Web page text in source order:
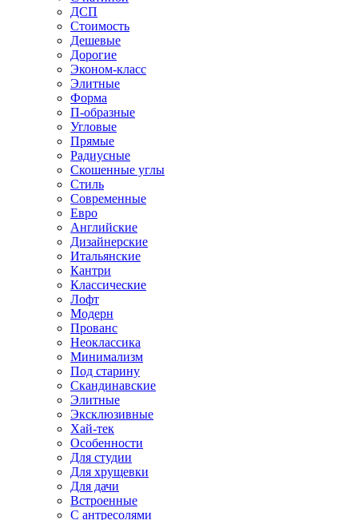
ДСП
Стоимость
Дешевые
Дорогие
Эконом-класс
Элитные
Форма
П-образные
Угловые
Прямые
Радиусные
Скошенные углы
Стиль
Современные
Евро
Английские
Дизайнерские
Итальянские
Кантри
Классические
Лофт
Модерн
Прованс
Неоклассика
Минимализм
Под старину
Скандинавские
Элитные
Эксклюзивные
Хай-тек
Особенности
Для студии
Для хрущевки
Для дачи
Встроенные
С антресолями